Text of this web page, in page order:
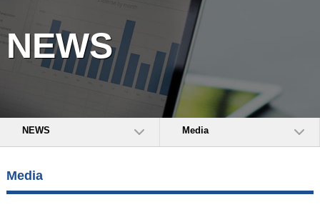
NEWS
NEWS Media
Media